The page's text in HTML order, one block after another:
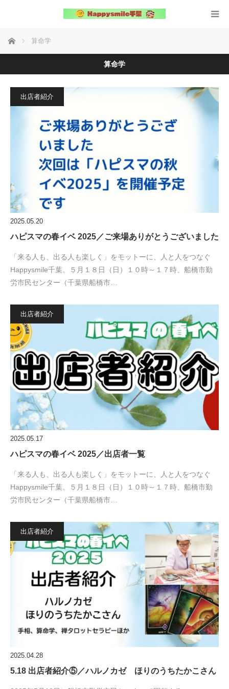
ホーム 算命学
算命学
出店者紹介
2025.05.20
ハピスマの春イベ 2025／ご来場ありがとうございました
「来る人も、出る人も楽しく」をモットーに、人と人をつなぐ
Happysmile千葉。５月１８日（日）１０時～１７時、船橋市勤
労市民センター（千葉県船橋市…
出店者紹介
2025.05.17
ハピスマの春イベ 2025／出店者一覧
「来る人も、出る人も楽しく」をモットーに、人と人をつなぐ
Happysmile千葉。５月１８日（日）１０時～１７時、船橋市勤
労市民センター（千葉県船橋市…
出店者紹介
2025.04.28
5.18 出店者紹介⑤／ハルノカゼ ほりのうちたかこさん